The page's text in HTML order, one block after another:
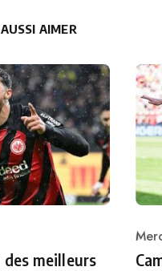
AIMER
des meilleurs